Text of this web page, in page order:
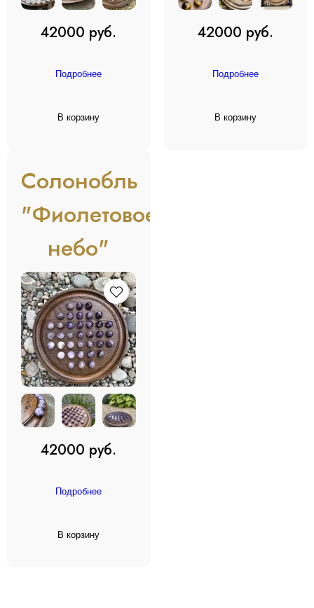
42000 руб.
Подробнее
В корзину
42000 руб.
Подробнее
В корзину
Солонобль
"Фиолетовое
небо"
42000 руб.
Подробнее
В корзину